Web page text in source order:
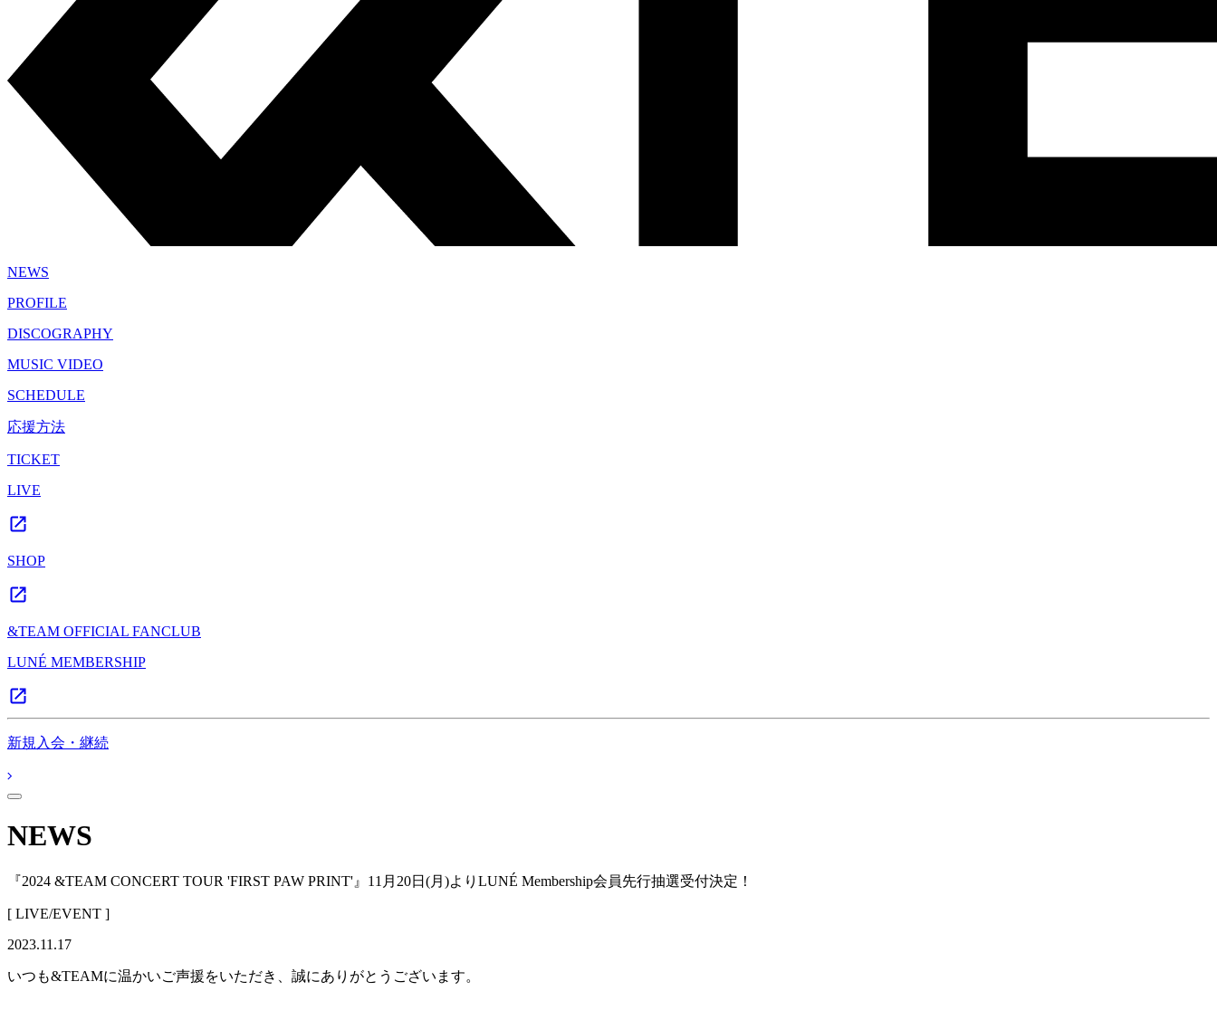
NEWS
PROFILE
DISCOGRAPHY
MUSIC VIDEO
SCHEDULE
応援方法
TICKET
LIVE
SHOP
&TEAM OFFICIAL FANCLUB
LUNÉ MEMBERSHIP
新規入会・継続
NEWS
『2024 &TEAM CONCERT TOUR 'FIRST PAW PRINT'』11月20日(月)よりLUNÉ Membership会員先行抽選受付決定！
[ LIVE/EVENT ]
2023.11.17
いつも&TEAMに温かいご声援をいただき、誠にありがとうございます。